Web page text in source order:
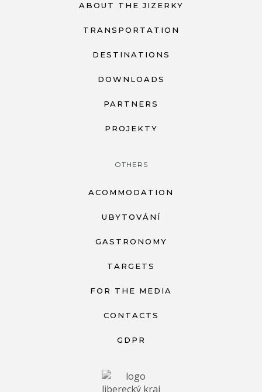
ABOUT THE JIZERKY
TRANSPORTATION
DESTINATIONS
DOWNLOADS
PARTNERS
PROJEKTY
OTHERS
ACOMMODATION
UBYTOVÁNÍ
GASTRONOMY
TARGETS
FOR THE MEDIA
CONTACTS
GDPR